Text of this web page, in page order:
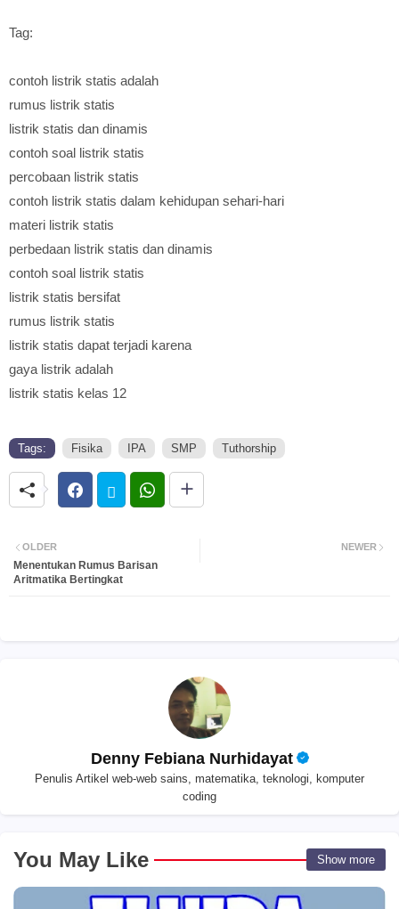
Tag:
contoh listrik statis adalah
rumus listrik statis
listrik statis dan dinamis
contoh soal listrik statis
percobaan listrik statis
contoh listrik statis dalam kehidupan sehari-hari
materi listrik statis
perbedaan listrik statis dan dinamis
contoh soal listrik statis
listrik statis bersifat
rumus listrik statis
listrik statis dapat terjadi karena
gaya listrik adalah
listrik statis kelas 12
Tags: Fisika IPA SMP Tuthorship
NEWER
OLDER
Menentukan Rumus Barisan
Aritmatika Bertingkat
Denny Febiana Nurhidayat
Penulis Artikel web-web sains, matematika, teknologi, komputer
coding
You May Like Show more